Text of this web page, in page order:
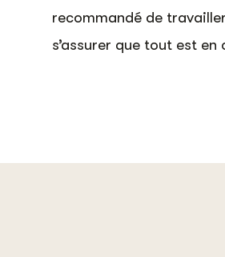
recommandé de
s’assurer que tout est en